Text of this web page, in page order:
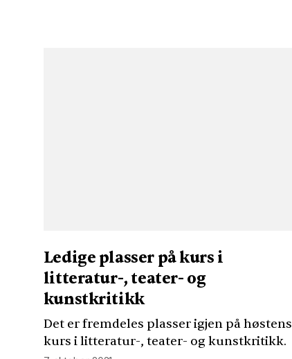
Ledige plasser på kurs i
litteratur-, teater- og
kunstkritikk
Det er fremdeles plasser igjen på høstens
kurs i litteratur-, teater- og kunstkritikk.